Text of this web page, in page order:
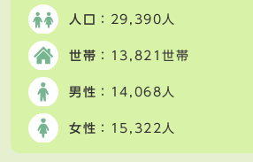
人口 ：29,390人
世帯 ：13,821世帯
男性 ：14,068人
女性 ：15,322人